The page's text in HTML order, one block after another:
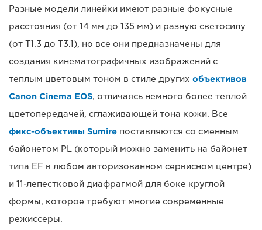
Разные модели линейки имеют разные фокусные
расстояния (от 14 мм до 135 мм) и разную светосилу
(от T1.3 до T3.1), но все они предназначены для
создания кинематографичных изображений с
теплым цветовым тоном в стиле других объективов
Canon Cinema EOS, отличаясь немного более теплой
цветопередачей, сглаживающей тона кожи. Все
фикс-объективы Sumire поставляются со сменным
байонетом PL (который можно заменить на байонет
типа EF в любом авторизованном сервисном центре)
и 11-лепестковой диафрагмой для боке круглой
формы, которое требуют многие современные
режиссеры.